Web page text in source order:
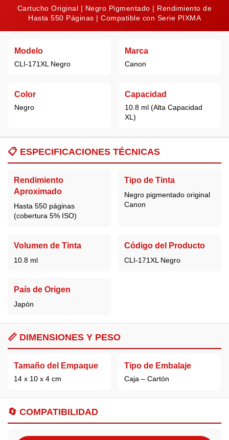
Cartucho Original | Negro Pigmentado | Rendimiento de
Hasta 550 Páginas | Compatible con Serie PIXMA
Modelo
CLI-171XL Negro
Marca
Canon
Color
Negro
Capacidad
10.8 ml (Alta Capacidad
XL)
📋 ESPECIFICACIONES TÉCNICAS
Rendimiento
Aproximado
Hasta 550 páginas
(cobertura 5% ISO)
Tipo de Tinta
Negro pigmentado original
Canon
Volumen de Tinta
10.8 ml
Código del Producto
CLI-171XL Negro
País de Origen
Japón
📏 DIMENSIONES Y PESO
Tamaño del Empaque
14 x 10 x 4 cm
Tipo de Embalaje
Caja – Cartón
🔄 COMPATIBILIDAD